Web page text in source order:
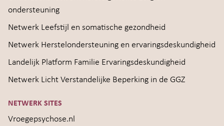
ondersteuning
Netwerk Leefstijl en somatische gezondheid
Netwerk Herstelondersteuning en ervaringsdeskundigheid
Landelijk Platform Familie Ervaringsdeskundigheid
Netwerk Licht Verstandelijke Beperking in de GGZ
NETWERK SITES
Vroegepsychose.nl